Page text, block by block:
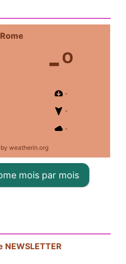
Rome
-º
-
-
-
weatherin.org
mois par mois